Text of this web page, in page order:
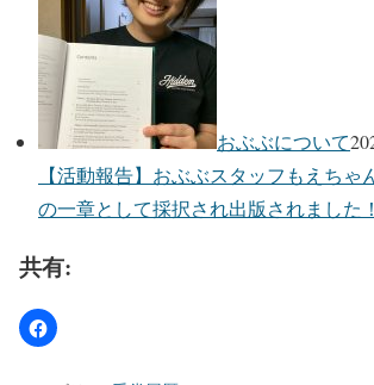
おぶぶについて
【活動報告】おぶぶスタッフもえちゃ
の一章として採択され出版されました！
共有: